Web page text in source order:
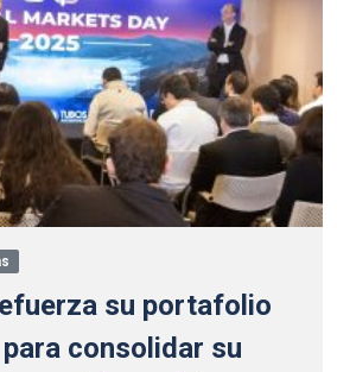
su portafolio
consolidar su